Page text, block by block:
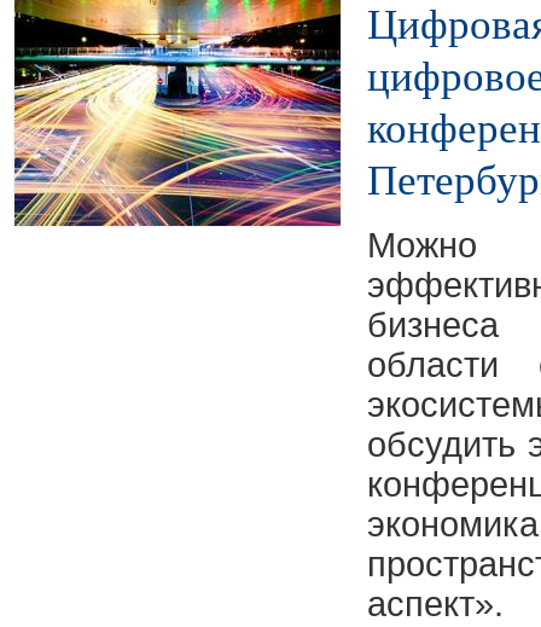
Можно
области
обсудить
аспект».